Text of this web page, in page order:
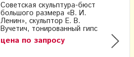
Советская скульптура-бюст
большого размера «В. И.
Ленин», скульптор Е. В.
Вучетич, тонированный гипс
цена по запросу